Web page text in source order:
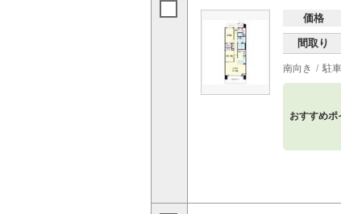
価格
間取り
南向き 駐
おすすめポ